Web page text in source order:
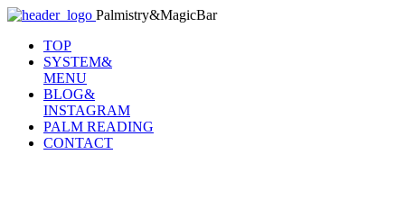
Palmistry&MagicBar
TOP
SYSTEM&
MENU
BLOG&
INSTAGRAM
PALM READING
CONTACT